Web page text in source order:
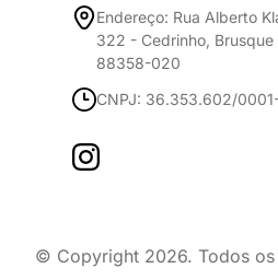
Endereço: Rua Alberto
322 - Cedrinho, Brusque
88358-020
CNPJ: 36.353.602/
© Copyright 2026. Todos